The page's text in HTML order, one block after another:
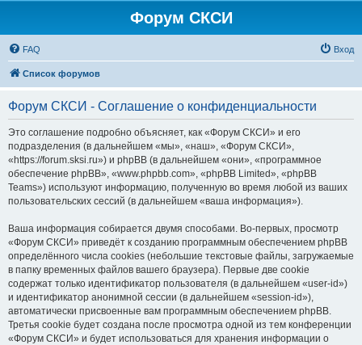
Форум СКСИ
FAQ Вход
Список форумов
Форум СКСИ - Соглашение о конфиденциальности
Это соглашение подробно объясняет, как «Форум СКСИ» и его
подразделения (в дальнейшем «мы», «наш», «Форум СКСИ»,
«https://forum.sksi.ru») и phpBB (в дальнейшем «они», «программное
обеспечение phpBB», «www.phpbb.com», «phpBB Limited», «phpBB
Teams») используют информацию, полученную во время любой из ваших
пользовательских сессий (в дальнейшем «ваша информация»).
Ваша информация собирается двумя способами. Во-первых, просмотр
«Форум СКСИ» приведёт к созданию программным обеспечением phpBB
определённого числа cookies (небольшие текстовые файлы, загружаемые
в папку временных файлов вашего браузера). Первые две cookie
содержат только идентификатор пользователя (в дальнейшем «user-id»)
и идентификатор анонимной сессии (в дальнейшем «session-id»),
автоматически присвоенные вам программным обеспечением phpBB.
Третья cookie будет создана после просмотра одной из тем конференции
«Форум СКСИ» и будет использоваться для хранения информации о